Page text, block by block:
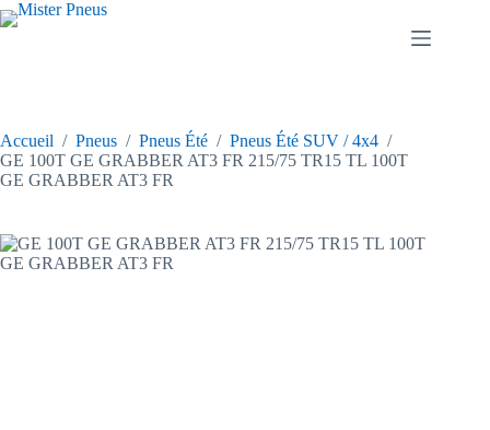
Passer
au
Accueil / Pneus / Pneus Été / Pneus Été SUV / 4x4 /
GE 100T GE GRABBER AT3 FR 215/75 TR15 TL 100T
GE GRABBER AT3 FR